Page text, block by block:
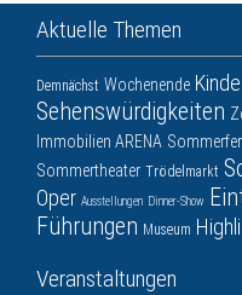
Aktuelle Themen
Demnächst Wochenende
Sehenswürdigkeiten
Immobilien ARENA
Sommertheater Trödelmarkt
Oper Ausstellungen Dinner-Show
Führungen Museum
Veranstaltungen